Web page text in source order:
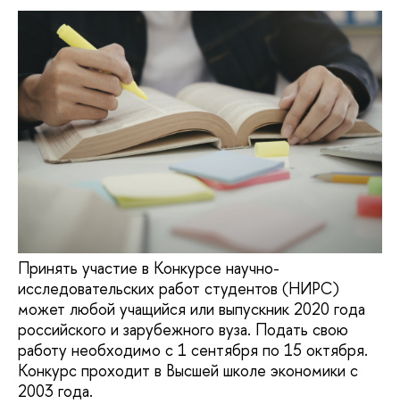
Принять участие в Конкурсе научно-
исследовательских работ студентов (НИРС)
может любой учащийся или выпускник 2020 года
российского и зарубежного вуза. Подать свою
работу необходимо с 1 сентября по 15 октября.
Конкурс проходит в Высшей школе экономики с
2003 года.